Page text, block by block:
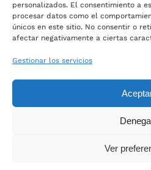
personalizados. El consentimiento a
procesar datos como el
únicos en este sitio. No consentir o
afectar negativamente a ciertas
Gestionar los servicios
Ver